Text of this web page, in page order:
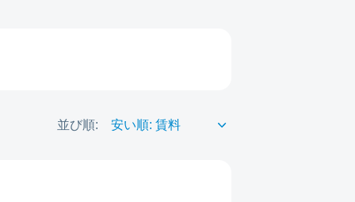
並び順: